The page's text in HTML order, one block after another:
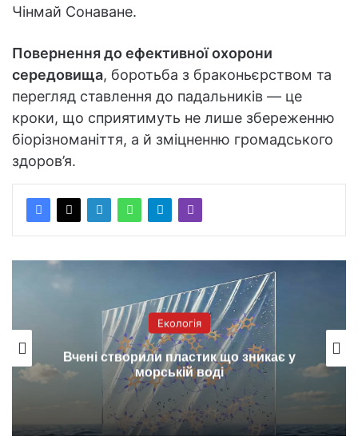
Чінмай Сонаване.
Повернення до ефективної охорони
середовища, боротьба з браконьєрством та
перегляд ставлення до падальників — це
кроки, що сприятимуть не лише збереженню
біорізноманіття, а й зміцненню громадського
здоров’я.
Екологія
Вчені створили пластик що зникає у
морській воді